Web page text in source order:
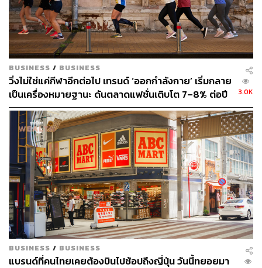
BUSINESS / BUSINESS
วิ่งไม่ใช่แค่กีฬาอีกต่อไป เทรนด์ ‘ออกกำลังกาย’ เริ่มกลาย
เป็นเครื่องหมายฐานะ ดันตลาดแฟชั่นเติบโต 7–8% ต่อปี
3.0K
BUSINESS / BUSINESS
แบรนด์ที่คนไทยเคยต้องบินไปช้อปถึงญี่ปุ่น วันนี้ทยอยมา